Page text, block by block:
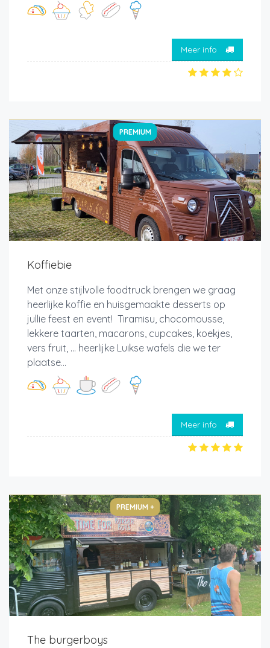
Meer info
PREMIUM
Koffiebie
Met onze stijlvolle foodtruck brengen we graag
heerlijke koffie en huisgemaakte desserts op
jullie feest en event! Tiramisu, chocomousse,
lekkere taarten, macarons, cupcakes, koekjes,
vers fruit, ... heerlijke Luikse wafels die we ter
plaatse...
Meer info
PREMIUM +
The burgerboys